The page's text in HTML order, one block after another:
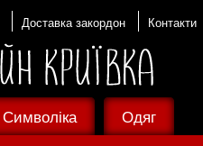
Доставка закордон Контакти
Символіка Одяг